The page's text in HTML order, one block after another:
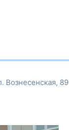
Вознесенская, 89